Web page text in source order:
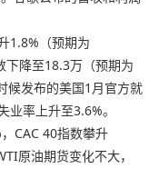
1.8%（预期为
下降至18.3万（预期为
候发布的美国1月官方就
率上升至3.6%。
CAC 40指数攀升
原油期货变化不大，